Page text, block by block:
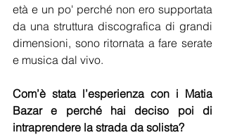
età e un po' perché non ero supportata
da una struttura discografica di grandi
dimensioni, sono ritornata a fare serate
e musica dal vivo.
Com’è stata l’esperienza con i Matia
Bazar e perché hai deciso poi di
intraprendere la strada da solista?